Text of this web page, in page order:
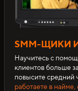
SMM-ЩИКИ
Научитесь с
клиентов больше
повысите средний
работаете в